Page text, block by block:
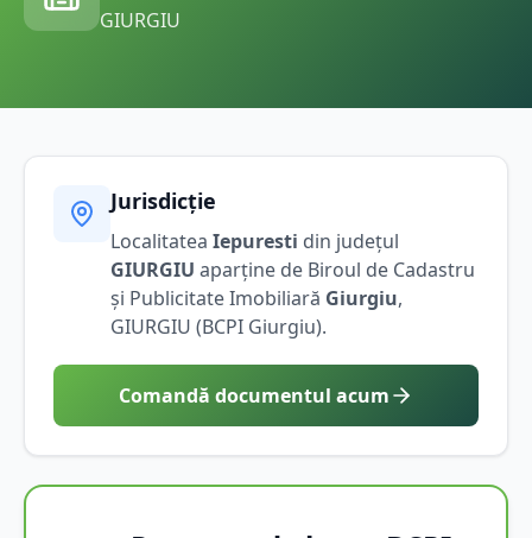
GIURGIU
Jurisdicție
Localitatea Iepuresti din județul
GIURGIU aparține de Biroul de Cadastru
și Publicitate Imobiliară Giurgiu,
GIURGIU (BCPI Giurgiu).
Comandă documentul acum